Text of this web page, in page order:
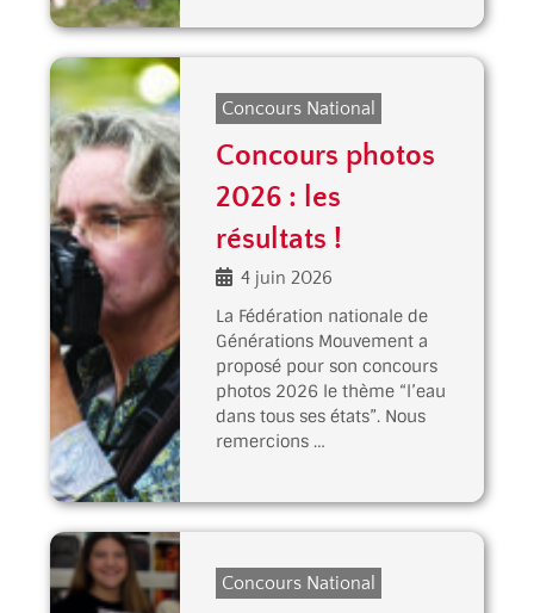
Concours National
Concours photos
2026 : les
résultats !
4 juin 2026
La Fédération nationale de
Générations Mouvement a
proposé pour son concours
photos 2026 le thème “l’eau
dans tous ses états”. Nous
remercions …
Concours National